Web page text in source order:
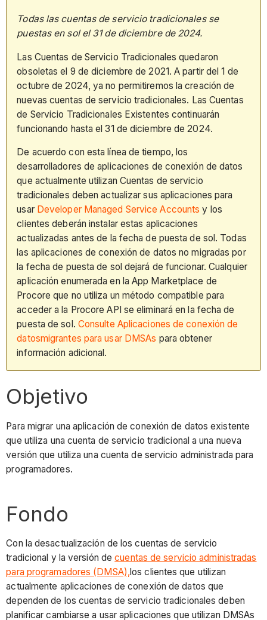
Todas las cuentas de servicio tradicionales se
puestas en sol el 31 de diciembre de 2024.
Las Cuentas de Servicio Tradicionales quedaron
obsoletas el 9 de diciembre de 2021. A partir del 1 de
octubre de 2024, ya no permitiremos la creación de
nuevas cuentas de servicio tradicionales. Las Cuentas
de Servicio Tradicionales Existentes continuarán
funcionando hasta el 31 de diciembre de 2024.
De acuerdo con esta línea de tiempo, los
desarrolladores de aplicaciones de conexión de datos
que actualmente utilizan Cuentas de servicio
tradicionales deben actualizar sus aplicaciones para
usar Developer Managed Service Accounts y los
clientes deberán instalar estas aplicaciones
actualizadas antes de la fecha de puesta de sol. Todas
las aplicaciones de conexión de datos no migradas por
la fecha de puesta de sol dejará de funcionar. Cualquier
aplicación enumerada en la App Marketplace de
Procore que no utiliza un método compatible para
acceder a la Procore API se eliminará en la fecha de
puesta de sol. Consulte Aplicaciones de conexión de
datosmigrantes para usar DMSAs para obtener
información adicional.
Objetivo
Para migrar una aplicación de conexión de datos existente
que utiliza una cuenta de servicio tradicional a una nueva
versión que utiliza una cuenta de servicio administrada para
programadores.
Fondo
Con la desactualización de los cuentas de servicio
tradicional y la versión decuentas de servicio administradas
para programadores (DMSA), los clientes que utilizan
actualmente aplicaciones de conexión de datos que
dependen de los cuentas de servicio tradicionales deben
planificar cambiarse a usar aplicaciones que utilizan DMSAs